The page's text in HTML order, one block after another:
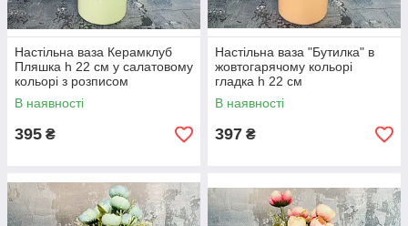
Настільна ваза Керамклуб
Пляшка h 22 см у салатовому
кольорі з розписом
В наявності
395 ₴
Настільна ваза "Бутилка" в
жовтогарячому кольорі
гладка h 22 см
В наявності
397 ₴